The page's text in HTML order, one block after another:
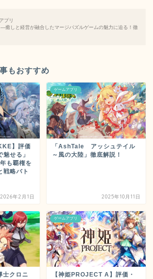
プリ
―癒しと経営が融合したマージパズルゲームの魅力に迫る！徹
もおすすめ
】評価
せる」
も覇権を
戦略バト
2026年2月1日
ゲームアプリ
「AshTale アッシュテイル
～風の大陸」徹底解説！
2025年10月11日
士クロニ
ゲームアプリ
【神姫PROJECT A】評価・